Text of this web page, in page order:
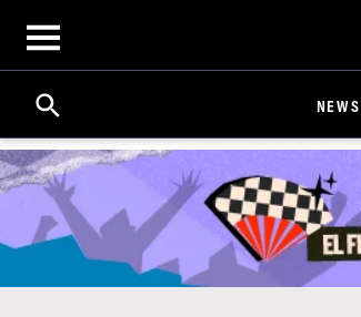
Open
menu
Search
Click
Expand
Search
Input
NEWS